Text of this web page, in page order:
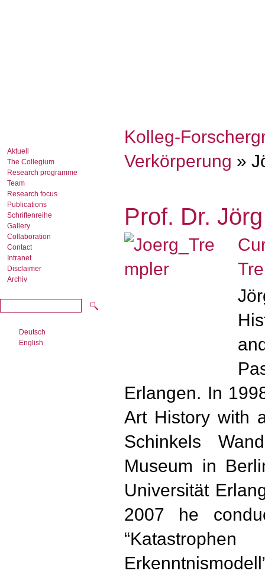
Aktuell
The Collegium
Research programme
Team
Research focus
Publications
Schriftenreihe
Gallery
Collaboration
Contact
Intranet
Disclaimer
Archiv
Deutsch
English
Kolleg-
Verkörperung »
Prof. Dr.
Erlangen. In
Art History with
Schinkels
Museum in
Universität
2007 he